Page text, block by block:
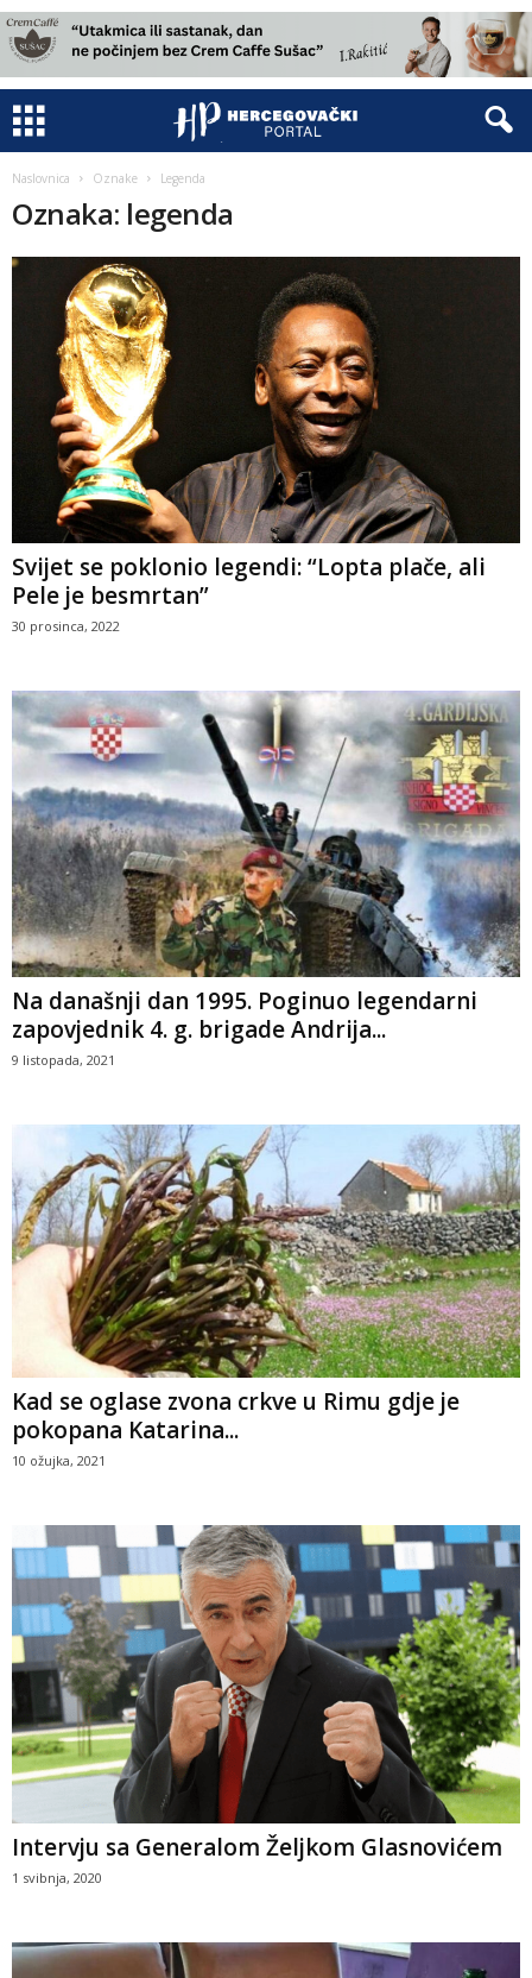
Naslovnica Oznake Legenda
Oznaka: legenda
Svijet se poklonio legendi: “Lopta plače, ali
Pele je besmrtan”
30 prosinca, 2022
Na današnji dan 1995. Poginuo legendarni
zapovjednik 4. g. brigade Andrija...
9 listopada, 2021
Kad se oglase zvona crkve u Rimu gdje je
pokopana Katarina...
10 ožujka, 2021
Intervju sa Generalom Željkom Glasnovićem
1 svibnja, 2020